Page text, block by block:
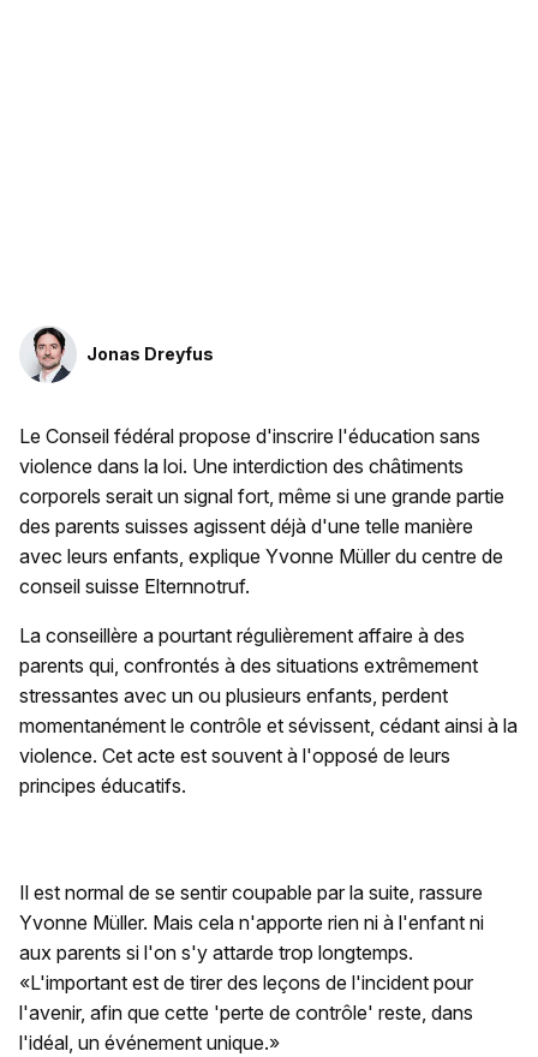
Jonas Dreyfus
Le Conseil fédéral propose d'inscrire l'éducation sans
violence dans la loi. Une interdiction des châtiments
corporels serait un signal fort, même si une grande partie
des parents suisses agissent déjà d'une telle manière
avec leurs enfants, explique Yvonne Müller du centre de
conseil suisse Elternnotruf.
La conseillère a pourtant régulièrement affaire à des
parents qui, confrontés à des situations extrêmement
stressantes avec un ou plusieurs enfants, perdent
momentanément le contrôle et sévissent, cédant ainsi à la
violence. Cet acte est souvent à l'opposé de leurs
principes éducatifs.
Il est normal de se sentir coupable par la suite, rassure
Yvonne Müller. Mais cela n'apporte rien ni à l'enfant ni
aux parents si l'on s'y attarde trop longtemps.
«L'important est de tirer des leçons de l'incident pour
l'avenir, afin que cette 'perte de contrôle' reste, dans
l'idéal, un événement unique.»